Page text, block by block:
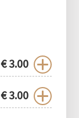
€3.00
€3.00